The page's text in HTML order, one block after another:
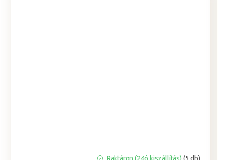
Raktáron (24ó kiszállítás)(5 db)